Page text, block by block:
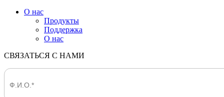
О нас
Продукты
Поддержка
О нас
СВЯЗАТЬСЯ С НАМИ